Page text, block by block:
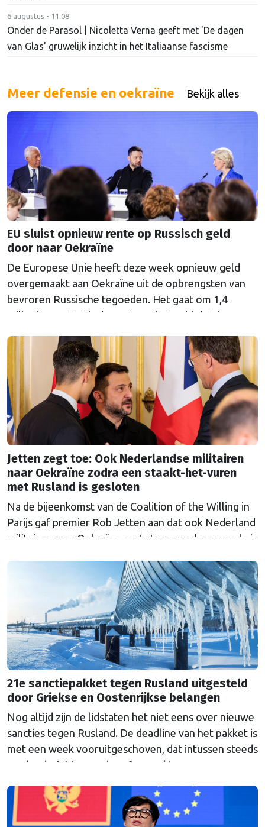
6 augustus - 11:08
Onder de Parasol | Nicoletta Verna geeft met 'De dagen
van Glas' gruwelijk inzicht in het Italiaanse fascisme
Meer defensie en oekraïne Bekijk alles
EU sluist opnieuw rente op Russisch geld
door naar Oekraïne
De Europese Unie heeft deze week opnieuw geld
overgemaakt aan Oekraïne uit de opbrengsten van
bevroren Russische tegoeden. Het gaat om 1,4
miljard euro. Dat is de rente op het geld dat de
Euroclear parkeerde. De EU bevroor dat geld na de
Russische inval in Oekraïne. Het …
Continued
Jetten zegt toe: Ook Nederlandse militairen
naar Oekraïne zodra een staakt-het-vuren
met Rusland is gesloten
Na de bijeenkomst van de Coalition of the Willing in
Parijs gaf premier Rob Jetten aan dat ook Nederland
militairen naar Oekraïne gaat sturen zodra er vrede is
militairen uit meerdere landen, moet zorgen dat
Rusland niet opnieuw aanvalt.
21e sanctiepakket tegen Rusland uitgesteld
door Griekse en Oostenrijkse belangen
Nog altijd zijn de lidstaten het niet eens over nieuwe
sancties tegen Rusland. De deadline van het pakket is
met een week vooruitgeschoven, dat intussen steeds
verder dreigt te worden afgezwakt.